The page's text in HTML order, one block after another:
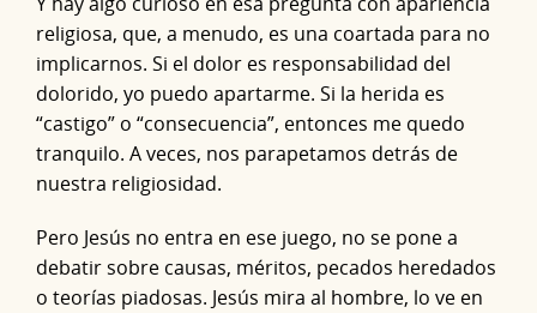
religiosa, que, a menudo, es una coartada para no
implicarnos. Si el dolor es responsabilidad del
dolorido, yo puedo apartarme. Si la herida es
“castigo” o “consecuencia”, entonces me quedo
tranquilo. A veces, nos parapetamos detrás de
nuestra religiosidad.
Pero Jesús no entra en ese juego, no se pone a
debatir sobre causas, méritos, pecados heredados
o teorías piadosas. Jesús mira al hombre, lo ve en